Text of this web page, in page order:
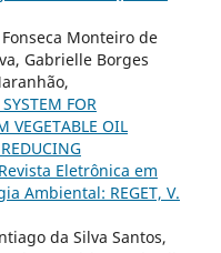
Monteiro de
Gabrielle Borges
FOR
VEGETABLE OIL
Revista Eletrônica em
Ambiental: REGET, V.
da Silva Santos,